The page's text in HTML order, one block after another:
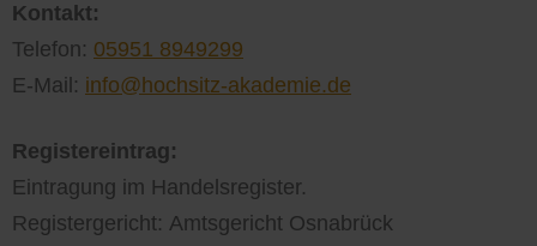
Kontakt:
Telefon: 05951 8949299
E-Mail: info@hochsitz-akademie.de
Registereintrag:
Eintragung im Handelsregister.
Registergericht: Amtsgericht Osnabrück